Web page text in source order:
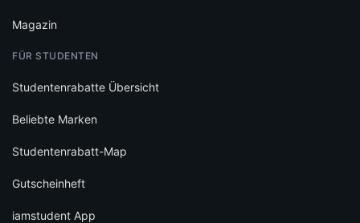
Magazin
FÜR STUDENTEN
Studentenrabatte Übersicht
Beliebte Marken
Studentenrabatt-Map
Gutscheinheft
iamstudent App